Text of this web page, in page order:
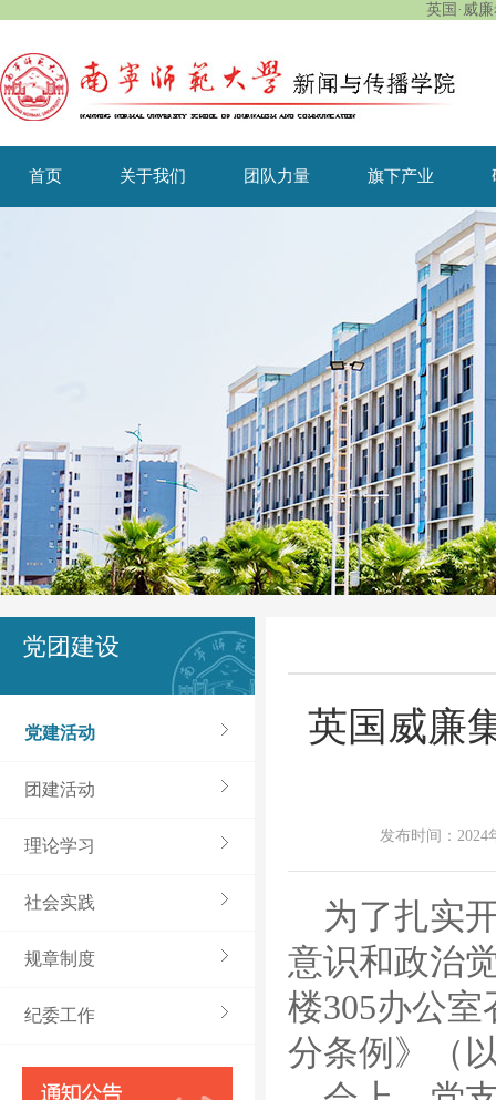
英国·威
首页 关于我们 团队力量 旗下产业
党团建设
党建活动
团建活动
理论学习
社会实践
规章制度
纪委工作
英国威廉
发布时间：2024
为了扎实
意识和政治
楼305办公
分条例》（